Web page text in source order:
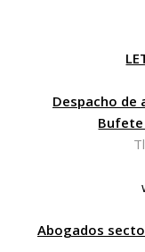
Despacho de
Bufete
Abogados